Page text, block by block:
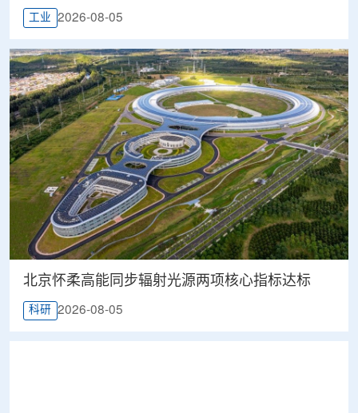
工业 2026-08-05
北京怀柔高能同步辐射光源两项核心指标达标
科研 2026-08-05